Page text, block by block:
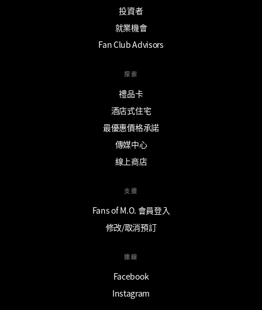
投資者
就業機會
Fan Club Advisors
探索
禮品卡
酒店式住宅
最優惠價格承諾
傳媒中心
線上商店
支援
Fans of M.O. 會員登入
修改/取消預訂
連線
Facebook
Instagram